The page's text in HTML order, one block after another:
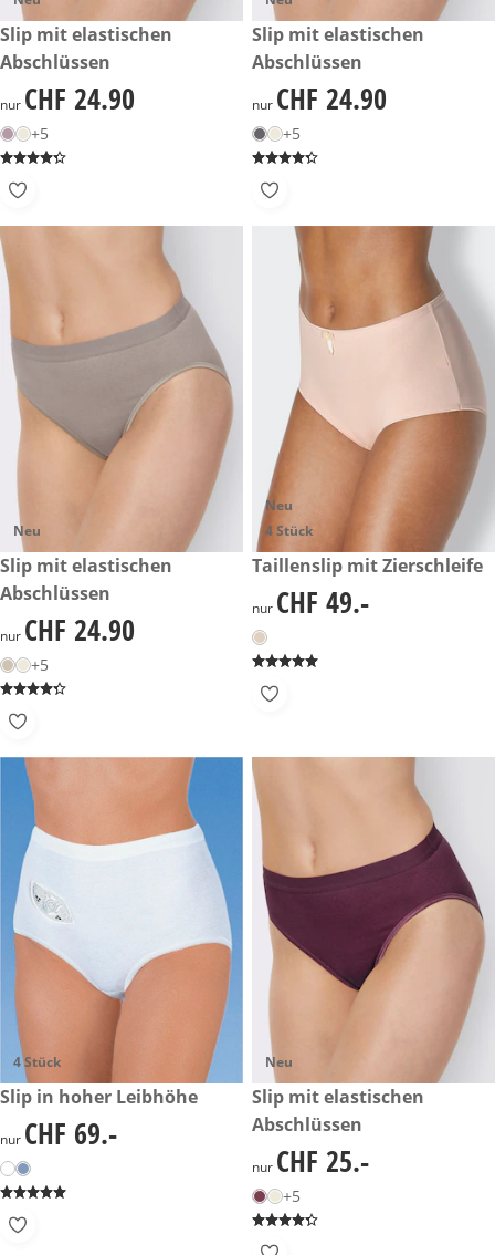
CHF 24.90
Slip mit elastischen
Abschlüssen
CHF 24.90
nur CHF 24.90
+5
CHF 24.90
Slip mit elastischen
Abschlüssen
CHF 24.90
nur CHF 24.90
+5
Neu
CHF 24.90
Slip mit elastischen
Abschlüssen
CHF 24.90
nur CHF 24.90
+5
Neu
4 Stück
CHF 49.-
Taillenslip mit Zierschleife
CHF 49.-
nur CHF 49.-
4 Stück
CHF 69.-
Slip in hoher Leibhöhe
CHF 69.-
nur CHF 69.-
Neu
CHF 25.-
Slip mit elastischen
Abschlüssen
CHF 25.-
nur CHF 25.-
+5